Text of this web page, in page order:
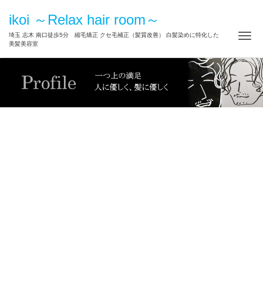
ikoi ～Relax hair room～
埼玉 志木 南口徒歩5分 縮毛矯正 クセ毛補正（髪質改善） 白髪染めに特化した
美髪美容室
ナ